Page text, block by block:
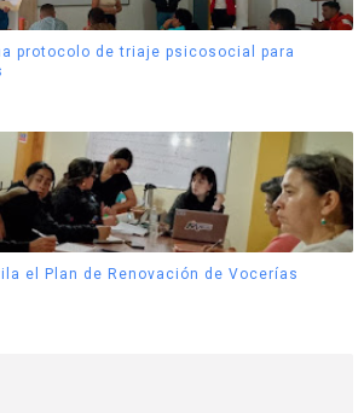
protocolo de triaje psicosocial para
el Plan de Renovación de Vocerías